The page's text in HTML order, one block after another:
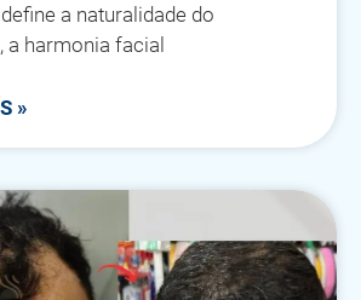
a naturalidade do
a harmonia facial
»